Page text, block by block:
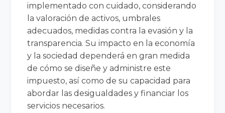
implementado con cuidado, considerando
la valoración de activos, umbrales
adecuados, medidas contra la evasión y la
transparencia. Su impacto en la economía
y la sociedad dependerá en gran medida
de cómo se diseñe y administre este
impuesto, así como de su capacidad para
abordar las desigualdades y financiar los
servicios necesarios.